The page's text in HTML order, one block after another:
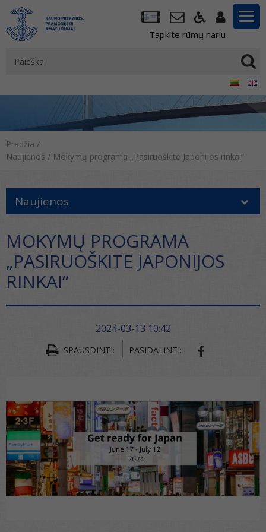
Tapkite rūmų nariu
Pradžia /
Naujienos / Mokymų programa „Pasiruoškite Japonijos rinkai“
Naujienos
MOKYMŲ PROGRAMA
„PASIRUOŠKITE JAPONIJOS
RINKAI“
2024-03-13 10:42
SPAUSDINTI: PASIDALINTI: